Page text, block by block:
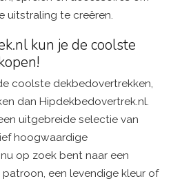
uitstraling te creëren.
kun je de coolste
coolste dekbedovertrekken,
dan Hipdekbedovertrek.nl.
uitgebreide selectie van
hoogwaardige
op zoek bent naar een
een levendige kleur of